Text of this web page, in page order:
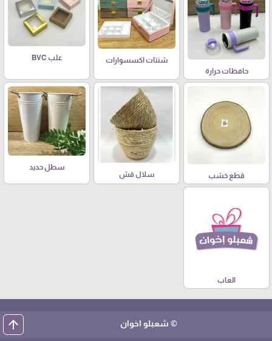
حافظات حرارة
شنتات اكسسوارات علب BVC
قطع خشب سلال قش
سطل حديد
العاب
© شعبلو اخوان arrow_upward